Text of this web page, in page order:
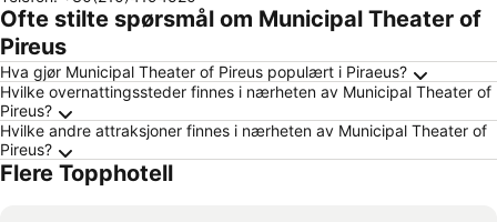
Ofte stilte spørsmål om Municipal Theater of
Pireus
Hva gjør Municipal Theater of Pireus populært i Piraeus?
Hvilke overnattingssteder finnes i nærheten av Municipal Theater of
Pireus?
Hvilke andre attraksjoner finnes i nærheten av Municipal Theater of
Pireus?
Flere Topphotell